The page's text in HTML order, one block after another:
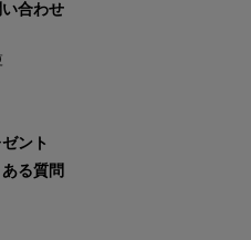
合わせ
ント
る質問